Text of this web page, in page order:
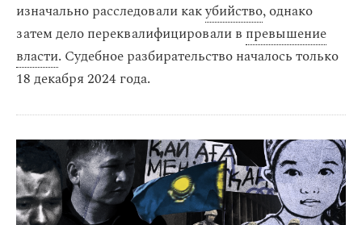
изначально расследовали какубийство, однако
затем дело переквалифицировали в превышение
власти. Судебное разбирательство началось только
18 декабря 2024 года.